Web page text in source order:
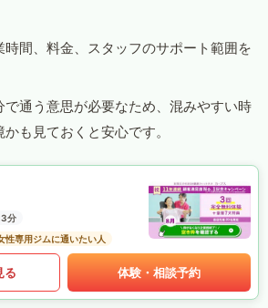
間、料金、スタッフのサポート範囲を
で通う意思が必要なため、混みやすい時
も見ておくと安心です。
分
性専用ジムに通いたい人
る 体験・相談予約